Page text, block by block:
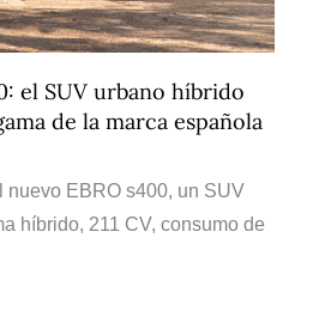
el SUV urbano híbrido
de la marca española
nuevo EBRO s400, un SUV
híbrido, 211 CV, consumo de